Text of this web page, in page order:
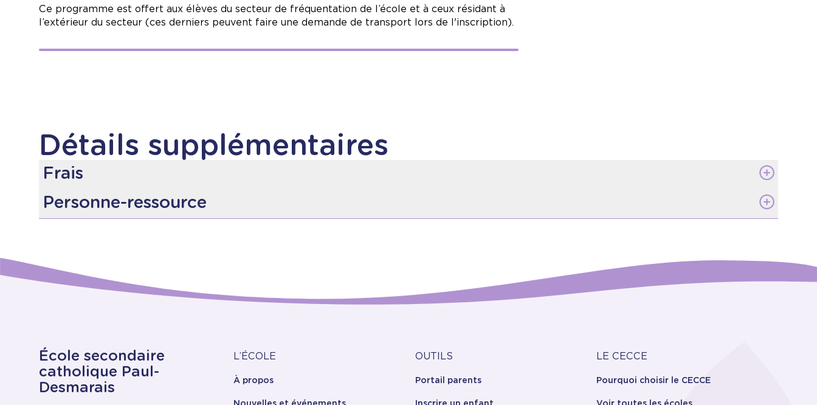
Ce programme est offert aux élèves du secteur de fréquentation de l’école et à ceux résidant à
l’extérieur du secteur (ces derniers peuvent faire une demande de transport lors de l'inscription).
Détails supplémentaires
Frais
100 $
Personne-ressource
École secondaire
catholique Paul-
Desmarais
À
propos
L’ÉCOLE
À propos Outils
OUTILS
Portail parents Carrière
LE CECCE
Pourquoi choisir le CECCE